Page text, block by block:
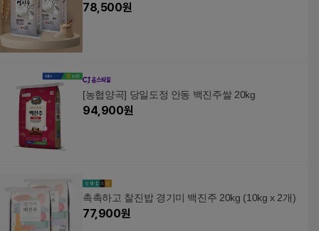
78,500원
[농협양곡] 당일도정 안동 백진주쌀 20kg
94,900원
촉촉하고 찰진밥 경기미 백진주 20kg (10kg x 2개)
77,900원